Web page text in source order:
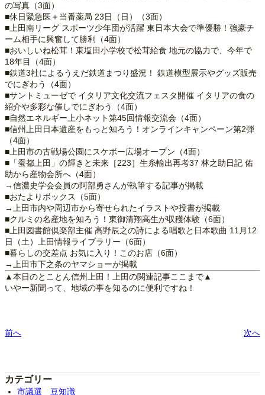
の写真（3面）
■休日緊急医＋当番薬局 23日（日）（3面）
■上田南リーグ スポーツ少年団が活躍 東日本大会で準優勝！強豪チ
ーム相手に興奮して勝利（4面）
■おいしいね松茸！東塩田小学校で松茸給食 地元の協力で、今年で
18年目（4面）
■鉄道3社によるうえだ鉄道まつり盛況！ 鉄道模型展示やグッズ販売
でにぎわう（4面）
■サントミューゼで イタリア文化交流フェスタ開催 イタリアの食の
紹介や多彩な催しでにぎわう（4面）
■自然エネルギー上小ネット第45回情報交流会（4面）
■信州上田日本遺産をもっと知ろう！オンラインキャンペーン第2弾
（4面）
■上田市の古戦場公園にスケボー広場オープン（4面）
■「蚕都上田」の輝きと未来［223］生糸輸出再考37 林之助日記 佑
助から産物会所へ（4面）
→信濃史学会会員の阿部勇さんが執筆する記事が掲載
■おたよりボックス（5面）
→上田市内や周辺市から寄せられたイラストや投書が掲載
■クルミの名産地を知ろう！東御清翔高生が収穫体験（6面）
■上田図書館倶楽部主催 高野辰之の詩による唱歌と日本歌曲 11月12
日（土）上田情報ライブラリー（6面）
■暮らしの交差点 お気に入り！このお店（6面）
→上田市下之条のヤマショーが掲載
▲本日のとことん信州上田！上田の関連記事ここまで▲
いやー新聞って、地域の事を知るのに便利ですね！
前へ 次へ
カテゴリー
市議選 豆知識